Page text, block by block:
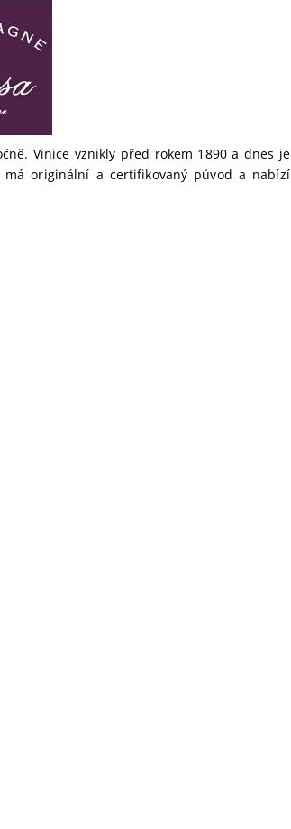
Vinice vznikly před rokem 1890 a dnes je
originální a certifikovaný původ a nabízí